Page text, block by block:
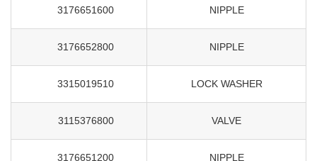
3176651600 NIPPLE
3176652800 NIPPLE
3315019510 LOCK WASHER
3115376800 VALVE
3176651200 NIPPLE